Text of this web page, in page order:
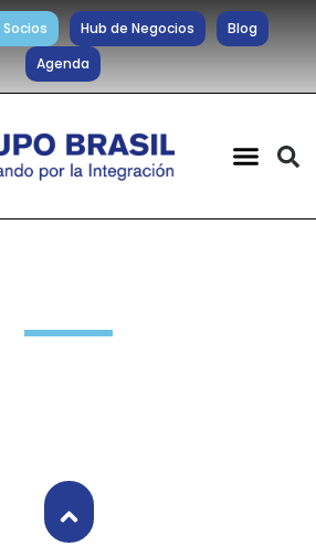
Hub de Negocios
Blog
Agenda